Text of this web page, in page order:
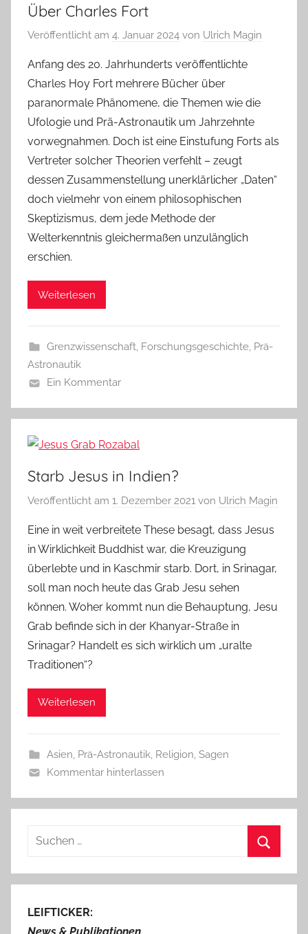
Über Charles Fort
Veröffentlicht am 4. Januar 2024 von Ulrich Magin
Anfang des 20. Jahrhunderts veröffentlichte
Charles Hoy Fort mehrere Bücher über
paranormale Phänomene, die Themen wie die
Ufologie und Prä-Astronautik um Jahrzehnte
vorwegnahmen. Doch ist eine Einstufung Forts als
Vertreter solcher Theorien verfehlt – zeugt
dessen Zusammenstellung unerklärlicher „Daten“
doch vielmehr von einem philosophischen
Skeptizismus, dem jede Methode der
Welterkenntnis gleichermaßen unzulänglich
erschien.
Weiterlesen
Grenzwissenschaft, Forschungsgeschichte, Prä-
Astronautik
Ein Kommentar
Starb Jesus in Indien?
Veröffentlicht am 1. Dezember 2021 von Ulrich Magin
Eine in weit verbreitete These besagt, dass Jesus
in Wirklichkeit Buddhist war, die Kreuzigung
überlebte und in Kaschmir starb. Dort, in Srinagar,
soll man noch heute das Grab Jesu sehen
können. Woher kommt nun die Behauptung, Jesu
Grab befinde sich in der Khanyar-Straße in
Srinagar? Handelt es sich wirklich um „uralte
Traditionen“?
Weiterlesen
Asien Prä-Astronautik, Religion Sagen
Kommentar hinterlassen
Suchen
LEIFTICKER:
News & Publikationen